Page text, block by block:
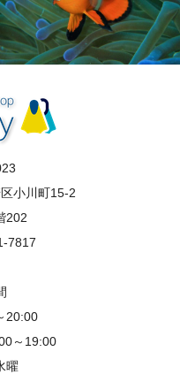
小川町15-2
202
7817
20:00
～19:00
曜